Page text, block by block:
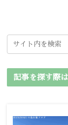
記事を探す際